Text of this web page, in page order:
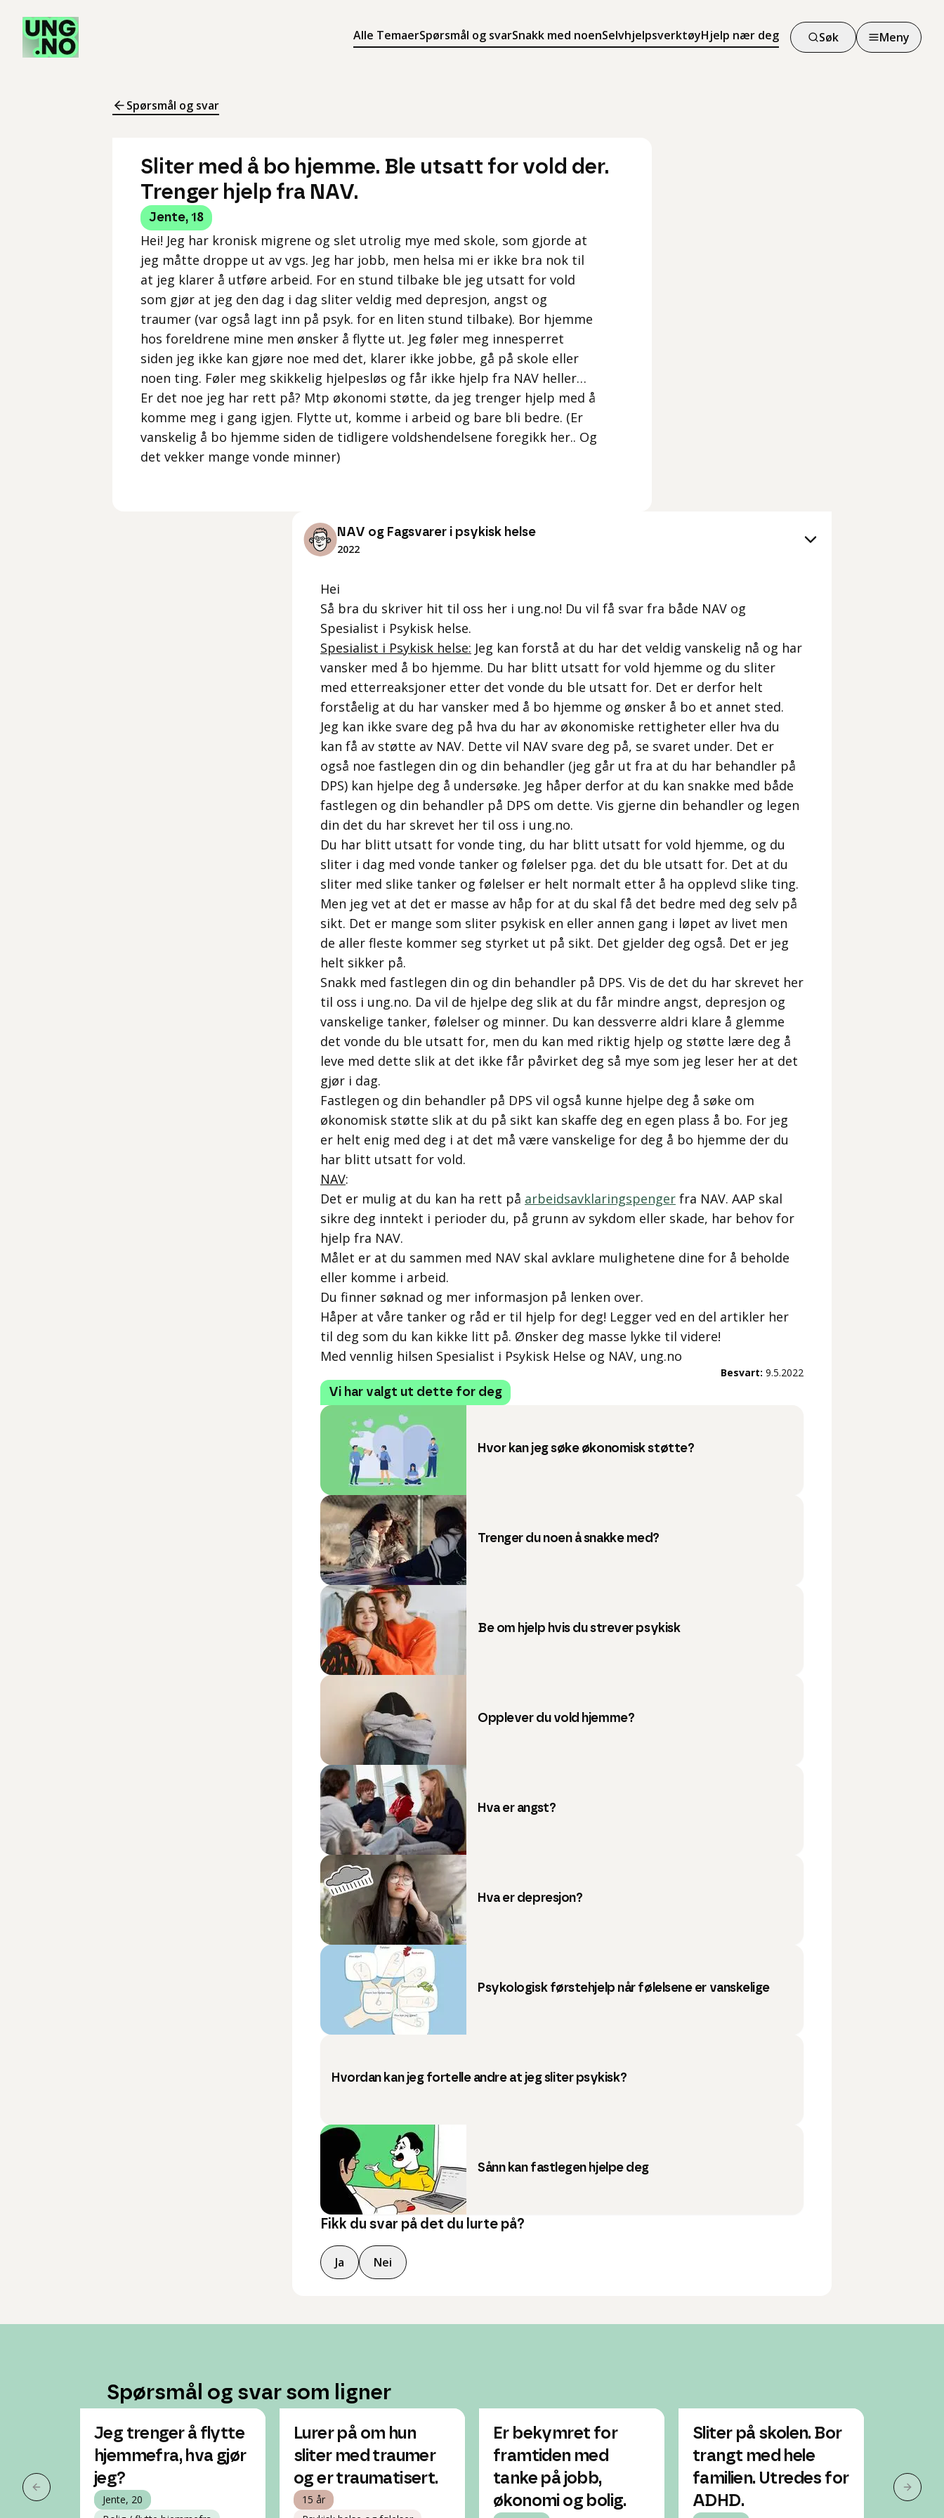
Alle TemaerSpørsmål og svarSnakk med noenSelvhjelpsverktøyHjelp nær deg
Søk
Søk
Meny
Meny
Spørsmål og svar
Sliter med å bo hjemme. Ble utsatt for vold der.
Trenger hjelp fra NAV.
Jente, 18
Hei! Jeg har kronisk migrene og slet utrolig mye med skole, som gjorde at
jeg måtte droppe ut av vgs. Jeg har jobb, men helsa mi er ikke bra nok til
at jeg klarer å utføre arbeid. For en stund tilbake ble jeg utsatt for vold
som gjør at jeg den dag i dag sliter veldig med depresjon, angst og
traumer (var også lagt inn på psyk. for en liten stund tilbake). Bor hjemme
hos foreldrene mine men ønsker å flytte ut. Jeg føler meg innesperret
siden jeg ikke kan gjøre noe med det, klarer ikke jobbe, gå på skole eller
noen ting. Føler meg skikkelig hjelpesløs og får ikke hjelp fra NAV heller…
Er det noe jeg har rett på? Mtp økonomi støtte, da jeg trenger hjelp med å
komme meg i gang igjen. Flytte ut, komme i arbeid og bare bli bedre. (Er
vanskelig å bo hjemme siden de tidligere voldshendelsene foregikk her.. Og
det vekker mange vonde minner)
NAV og Fagsvarer i psykisk helse
2022
Hei
Så bra du skriver hit til oss her i ung.no! Du vil få svar fra både NAV og
Spesialist i Psykisk helse.
Spesialist i Psykisk helse: Jeg kan forstå at du har det veldig vanskelig nå og har
vansker med å bo hjemme. Du har blitt utsatt for vold hjemme og du sliter
med etterreaksjoner etter det vonde du ble utsatt for. Det er derfor helt
forståelig at du har vansker med å bo hjemme og ønsker å bo et annet sted.
Jeg kan ikke svare deg på hva du har av økonomiske rettigheter eller hva du
kan få av støtte av NAV. Dette vil NAV svare deg på, se svaret under. Det er
også noe fastlegen din og din behandler (jeg går ut fra at du har behandler på
DPS) kan hjelpe deg å undersøke. Jeg håper derfor at du kan snakke med både
fastlegen og din behandler på DPS om dette. Vis gjerne din behandler og legen
din det du har skrevet her til oss i ung.no.
Du har blitt utsatt for vonde ting, du har blitt utsatt for vold hjemme, og du
sliter i dag med vonde tanker og følelser pga. det du ble utsatt for. Det at du
sliter med slike tanker og følelser er helt normalt etter å ha opplevd slike ting.
Men jeg vet at det er masse av håp for at du skal få det bedre med deg selv på
sikt. Det er mange som sliter psykisk en eller annen gang i løpet av livet men
de aller fleste kommer seg styrket ut på sikt. Det gjelder deg også. Det er jeg
helt sikker på.
Snakk med fastlegen din og din behandler på DPS. Vis de det du har skrevet her
til oss i ung.no. Da vil de hjelpe deg slik at du får mindre angst, depresjon og
vanskelige tanker, følelser og minner. Du kan dessverre aldri klare å glemme
det vonde du ble utsatt for, men du kan med riktig hjelp og støtte lære deg å
leve med dette slik at det ikke får påvirket deg så mye som jeg leser her at det
gjør i dag.
Fastlegen og din behandler på DPS vil også kunne hjelpe deg å søke om
økonomisk støtte slik at du på sikt kan skaffe deg en egen plass å bo. For jeg
er helt enig med deg i at det må være vanskelige for deg å bo hjemme der du
har blitt utsatt for vold.
NAV:
Det er mulig at du kan ha rett på arbeidsavklaringspenger fra NAV. AAP skal
sikre deg inntekt i perioder du, på grunn av sykdom eller skade, har behov for
hjelp fra NAV.
Målet er at du sammen med NAV skal avklare mulighetene dine for å beholde
eller komme i arbeid.
Du finner søknad og mer informasjon på lenken over.
Håper at våre tanker og råd er til hjelp for deg! Legger ved en del artikler her
til deg som du kan kikke litt på. Ønsker deg masse lykke til videre!
Med vennlig hilsen Spesialist i Psykisk Helse og NAV, ung.no
Besvart: 9.5.2022
Vi har valgt ut dette for deg
Hvor kan jeg søke økonomisk støtte?
Trenger du noen å snakke med?
Be om hjelp hvis du strever psykisk
Opplever du vold hjemme?
Hva er angst?
Hva er depresjon?
Psykologisk førstehjelp når følelsene er vanskelige
Hvordan kan jeg fortelle andre at jeg sliter psykisk?
Sånn kan fastlegen hjelpe deg
Fikk du svar på det du lurte på?
Ja Nei
Spørsmål og svar som ligner
Forrige slide
Jeg trenger å flytte
hjemmefra, hva gjør
jeg?
Jente, 20
Lurer på om hun
sliter med traumer
og er traumatisert.
15 år
Er bekymret for
framtiden med
tanke på jobb,
økonomi og bolig.
Sliter på skolen. Bor
trangt med hele
familien. Utredes for
ADHD.
Jente, 18
Neste